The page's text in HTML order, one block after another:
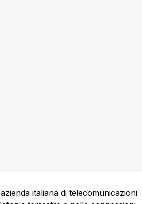
italiana di telecomunicazioni